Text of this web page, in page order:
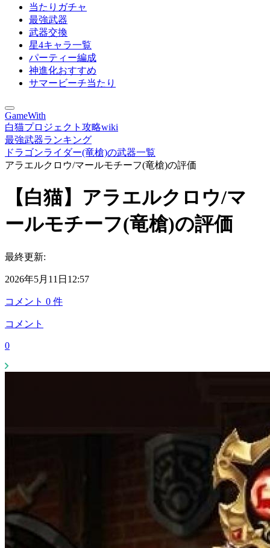
当たりガチャ
最強武器
武器交換
星4キャラ一覧
パーティー編成
神進化おすすめ
サマービーチ当たり
GameWith
白猫プロジェクト攻略wiki
最強武器ランキング
ドラゴンライダー(竜槍)の武器一覧
アラエルクロウ/マールモチーフ(竜槍)の評価
【白猫】アラエルクロウ/マ
ールモチーフ(竜槍)の評価
最終更新:
2026年5月11日12:57
コメント 0 件
コメント
0